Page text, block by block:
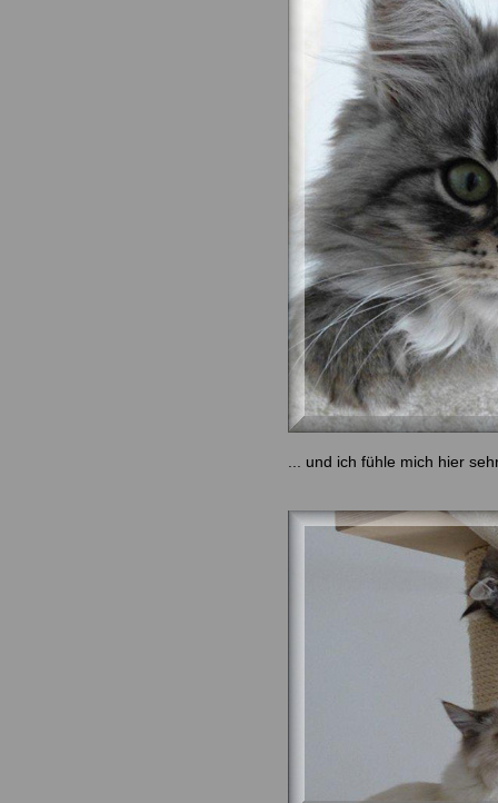
... und ich fühle mich hier